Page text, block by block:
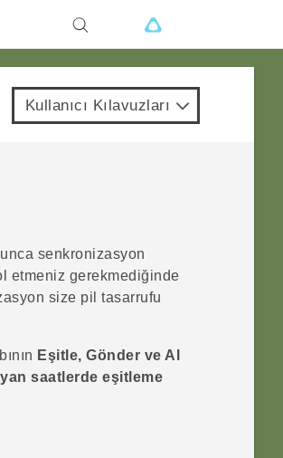
Kullanıcı Kılavuzları
senkronizasyon
etmeniz gerekmediğinde
size pil tasarrufu
Eşitle, Gönder ve Al
saatlerde eşitleme